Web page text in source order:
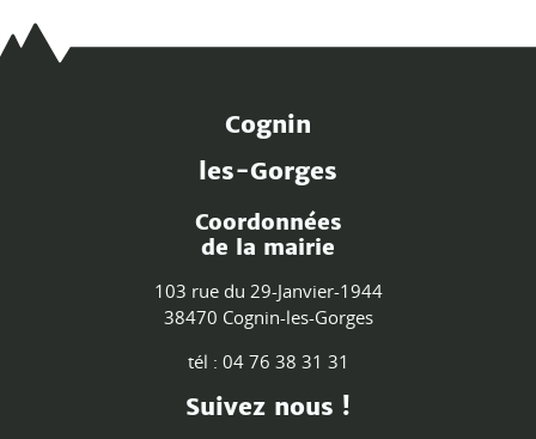
Cognin
les-Gorges
Coordonnées
de la mairie
103 rue du 29-Janvier-1944
38470 Cognin-les-Gorges
tél : 04 76 38 31 31
Suivez nous !